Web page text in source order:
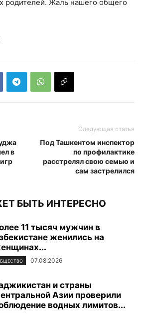
родителей. Жаль нашего общего
в
Следующая статья
Под Ташкентом инспектор
по профилактике
расстрелял свою семью и
сам застрелился
БЫТЬ ИНТЕРЕСНО
11 тысяч мужчин в
женились на
07.08.2026
и страны
Азии проверили
водных лимитов...